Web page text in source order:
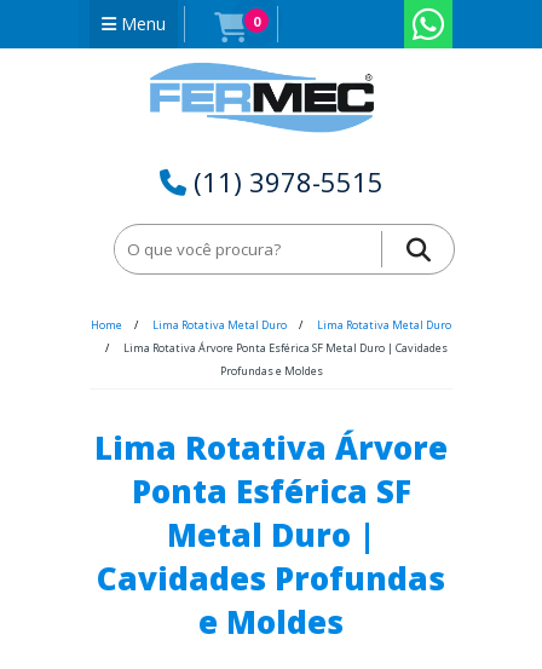
Menu 0
(11) 3978-5515
Home Lima Rotativa Metal Duro
Lima Rotativa Metal Duro
Lima Rotativa Árvore Ponta Esférica SF Metal Duro | Cavidades
Profundas e Moldes
Lima Rotativa Árvore
Ponta Esférica SF
Metal Duro |
Cavidades Profundas
e Moldes